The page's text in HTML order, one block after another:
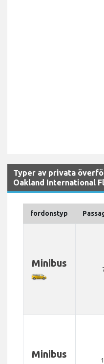
Typer av privata
Oakland International
fordonstyp
Minibus
Minibus